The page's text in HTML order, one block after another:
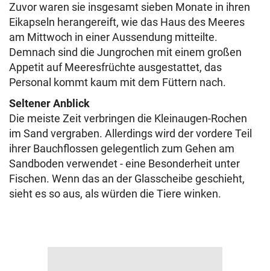
Zuvor waren sie insgesamt sieben Monate in ihren
Eikapseln herangereift, wie das Haus des Meeres
am Mittwoch in einer Aussendung mitteilte.
Demnach sind die Jungrochen mit einem großen
Appetit auf Meeresfrüchte ausgestattet, das
Personal kommt kaum mit dem Füttern nach.
Seltener Anblick
Die meiste Zeit verbringen die Kleinaugen-Rochen
im Sand vergraben. Allerdings wird der vordere Teil
ihrer Bauchflossen gelegentlich zum Gehen am
Sandboden verwendet - eine Besonderheit unter
Fischen. Wenn das an der Glasscheibe geschieht,
sieht es so aus, als würden die Tiere winken.